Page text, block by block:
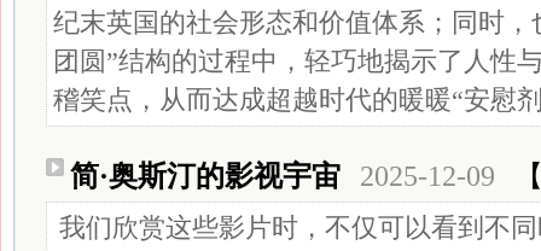
纪末英国的社会形态和价值体系；同时，
团圆”结构的过程中，轻巧地揭示了人性
稽笑点，从而达成超越时代的暖暖“安慰
简·奥斯汀的影视宇宙 2025-12-09
我们欣赏这些影片时，不仅可以看到不